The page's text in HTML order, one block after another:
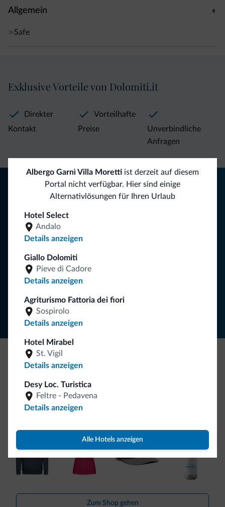
Allgemein
Safe
Albergo Garnì Villa Moretti ist derzeit auf diesem
Portal nicht verfügbar. Hier sind einige
Alternativlösungen für Ihren Urlaub
Hotel Select
Andalo
Details anzeigen
Giallo Dolomiti
Pieve di Cadore
Details anzeigen
Agriturismo Fattoria dei fiori
Sospirolo
Details anzeigen
Hotel Mirabel
St. Vigil
Details anzeigen
Desy Loc. Turistica
Feltre - Pedavena
Details anzeigen
Alle Hotels anzeigen
Exklusive Vorteile von Dolomiti.it
Direkter
Kontakt
Vorteilhafte
Preise
Unverbindliche
Anfragen
Tipps aus den Dolomiten
Neuigkeiten für Ihren Urlaub in den Dolomiten.
NEWSLETTER ABONNIEREN
Seien Sie originell, entdecken Sie die neue
Kollektion
So viele von Ihnen haben uns gefragt. Die neue Kollektion
von Dolomiti.it ist da!
Zum Shop gehen